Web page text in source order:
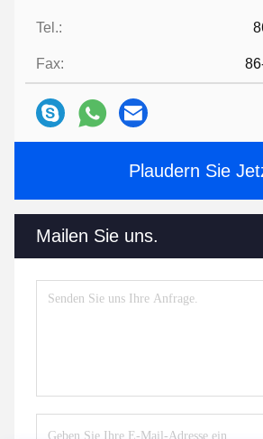
Tel.:
Fax:
Plaudern Sie
Mailen Sie uns.